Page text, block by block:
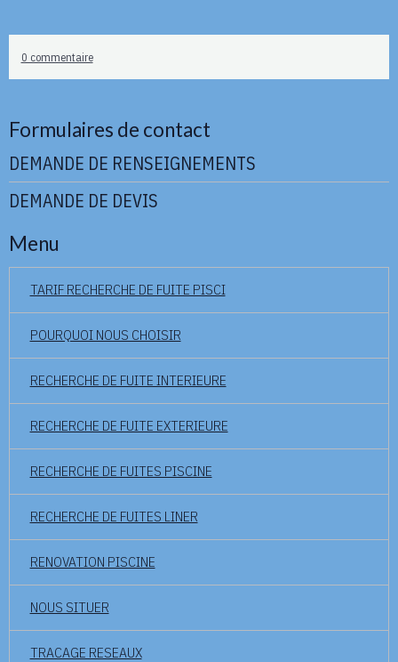
0 commentaire
Formulaires de contact
DEMANDE DE RENSEIGNEMENTS
DEMANDE DE DEVIS
Menu
TARIF RECHERCHE DE FUITE PISCI
POURQUOI NOUS CHOISIR
RECHERCHE DE FUITE INTERIEURE
RECHERCHE DE FUITE EXTERIEURE
RECHERCHE DE FUITES PISCINE
RECHERCHE DE FUITES LINER
RENOVATION PISCINE
NOUS SITUER
TRACAGE RESEAUX